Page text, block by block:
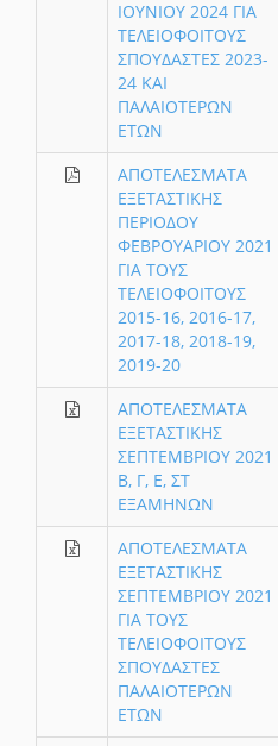
ΙΟΥΝΙΟΥ 2024 ΓΙΑ
ΤΕΛΕΙΟΦΟΙΤΟΥΣ
ΣΠΟΥΔΑΣΤΕΣ 2023-
24 ΚΑΙ
ΠΑΛΑΙΟΤΕΡΩΝ
ΕΤΩΝ
ΑΠΟΤΕΛΕΣΜΑΤΑ
ΕΞΕΤΑΣΤΙΚΗΣ
ΠΕΡΙΟΔΟΥ
ΦΕΒΡΟΥΑΡΙΟΥ 2021
ΓΙΑ ΤΟΥΣ
ΤΕΛΕΙΟΦΟΙΤΟΥΣ
2015-16, 2016-17,
2017-18, 2018-19,
2019-20
ΑΠΟΤΕΛΕΣΜΑΤΑ
ΕΞΕΤΑΣΤΙΚΗΣ
ΣΕΠΤΕΜΒΡΙΟΥ 2021
Β, Γ, Ε, ΣΤ
ΕΞΑΜΗΝΩΝ
ΑΠΟΤΕΛΕΣΜΑΤΑ
ΕΞΕΤΑΣΤΙΚΗΣ
ΣΕΠΤΕΜΒΡΙΟΥ 2021
ΓΙΑ ΤΟΥΣ
ΤΕΛΕΙΟΦΟΙΤΟΥΣ
ΣΠΟΥΔΑΣΤΕΣ
ΠΑΛΑΙΟΤΕΡΩΝ
ΕΤΩΝ